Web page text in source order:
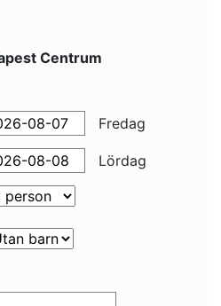
Centrum
Fredag
Lördag